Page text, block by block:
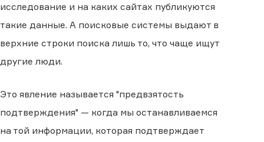
исследование и на каких сайтах публикуются
такие данные. А поисковые системы выдают в
верхние строки поиска лишь то, что чаще ищут
другие люди.
Это явление называется "предвзятость
подтверждения" — когда мы останавливаемся
на той информации, которая подтверждает